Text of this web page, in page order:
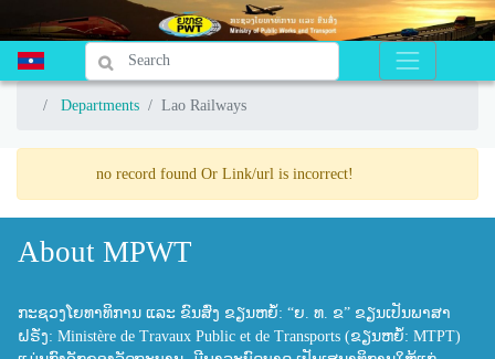
Departments Lao Railways
Departments Lao Railways
no record found Or Link/url is incorrect!
About MPWT
ກະຊວງໂຍທາທິການ ແລະ ຂົນສົ່ງ ຂຽນຫຍໍ້: “ຍ. ທ. ຂ” ຂຽນເປັນພາສາ
ຝຣັ່ງ: Ministère de Travaux Public et de Transports (ຂຽນຫຍໍ້: MTPT)